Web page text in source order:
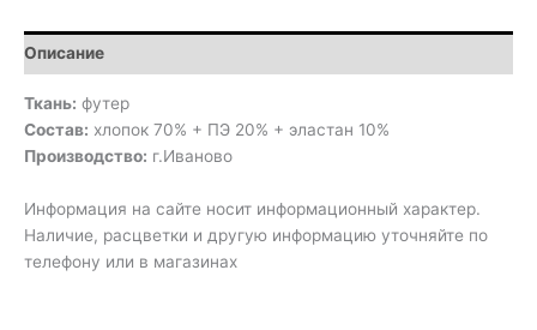
Описание
Ткань: футер
Состав: хлопок 70% + ПЭ 20% + эластан 10%
Производство: г.Иваново
Информация на сайте носит информационный характер.
Наличие, расцветки и другую информацию уточняйте по
телефону или в магазинах